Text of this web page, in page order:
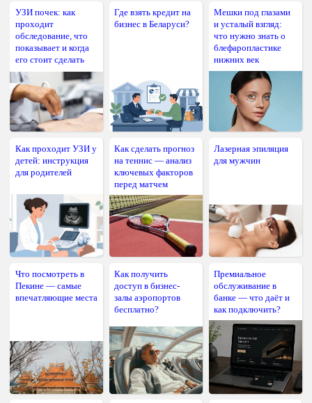
УЗИ почек: как
проходит
обследование, что
показывает и когда
его стоит сделать
Где взять кредит на
бизнес в Беларуси?
Мешки под глазами
и усталый взгляд:
что нужно знать о
блефаропластике
нижних век
Как проходит УЗИ у
детей: инструкция
для родителей
Как сделать прогноз
на теннис — анализ
ключевых факторов
перед матчем
Лазерная эпиляция
для мужчин
Что посмотреть в
Пекине — самые
впечатляющие места
Как получить
доступ в бизнес-
залы аэропортов
бесплатно?
Премиальное
обслуживание в
банке — что даёт и
как подключить?